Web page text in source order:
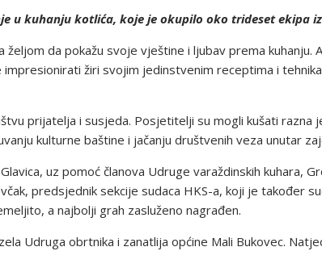
u kuhanju kotlića, koje je okupilo oko trideset ekipa
da pokažu svoje vještine i ljubav prema kuhanju.
žiri svojim jedinstvenim receptima i
prijatelja i susjeda. Posjetitelji su mogli kušati razna
kulturne baštine i jačanju društvenih veza unutar
uz pomoć članova Udruge varaždinskih kuhara,
predsjednik sekcije sudaca HKS-a, koji je također
a najbolji grah zasluženo nagrađen.
Udruga obrtnika i zanatlija općine Mali Bukovec.